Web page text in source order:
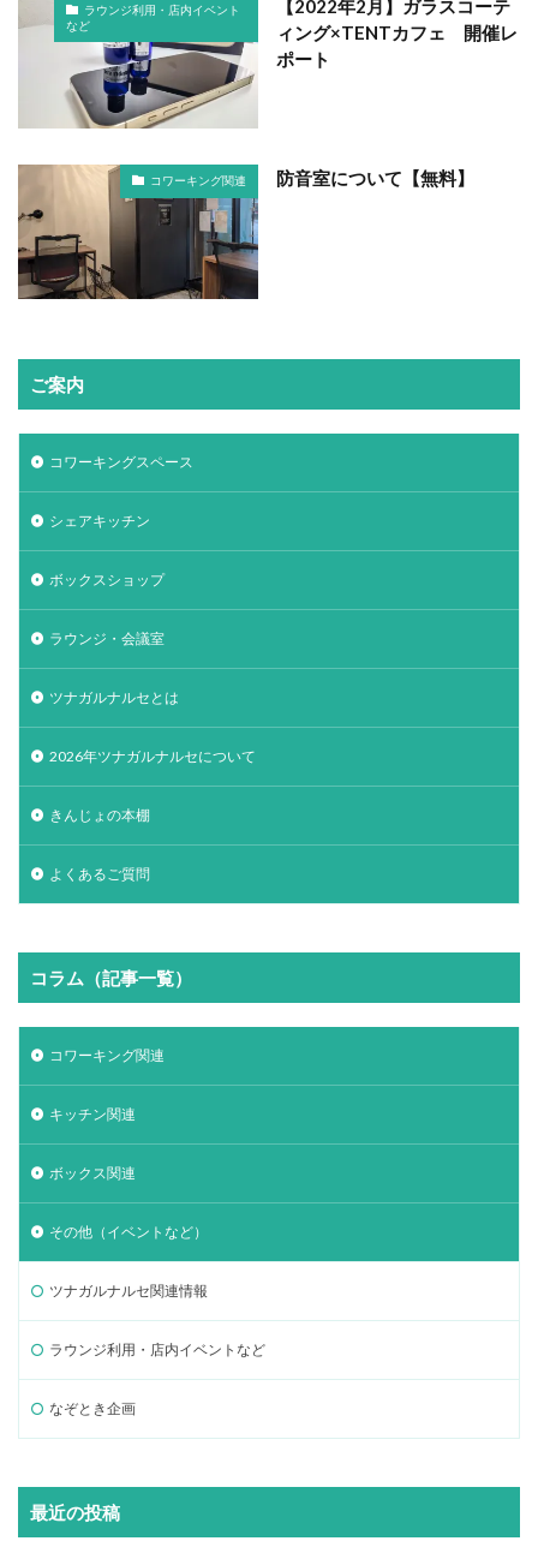
ラウンジ利用・店内イベント
など
【2022年2月】ガラスコーテ
ィング×TENTカフェ 開催レ
ポート
コワーキング関連 防音室について【無料】
ご案内
コワーキングスペース
シェアキッチン
ボックスショップ
ラウンジ・会議室
ツナガルナルセとは
2026年ツナガルナルセについて
きんじょの本棚
よくあるご質問
コラム（記事一覧）
コワーキング関連
キッチン関連
ボックス関連
その他（イベントなど）
ツナガルナルセ関連情報
ラウンジ利用・店内イベントなど
なぞとき企画
最近の投稿